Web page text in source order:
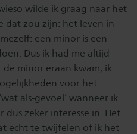
wilde ik graag naar het
dat zou zijn: het leven in
een minor is een
Dus ik had me altijd
minor eraan kwam, ik
voor het
als-gevoel’ wanneer ik
zeker interesse in. Het
echt te twijfelen of ik het